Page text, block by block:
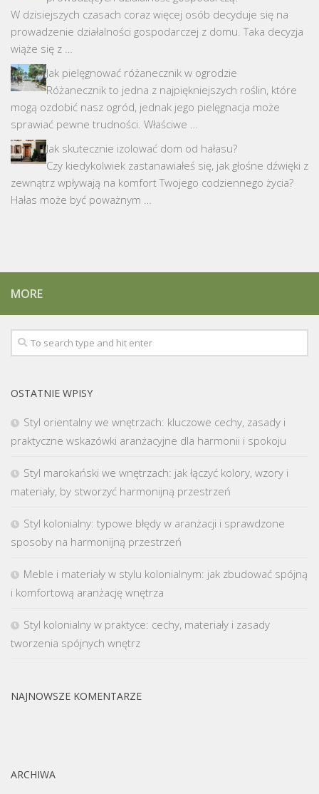
W dzisiejszych czasach coraz więcej osób decyduje się na
prowadzenie działalności gospodarczej z domu. Taka decyzja
wiąże się z …
Jak pielęgnować różanecznik w ogrodzie
Różanecznik to jedna z najpiękniejszych roślin, które
mogą ozdobić nasz ogród, jednak jego pielęgnacja może
sprawiać pewne trudności. Właściwe …
Jak skutecznie izolować dom od hałasu?
Czy kiedykolwiek zastanawiałeś się, jak głośne dźwięki z
zewnątrz wpływają na komfort Twojego codziennego życia?
Hałas może być poważnym …
MORE
OSTATNIE WPISY
Styl orientalny we wnętrzach: kluczowe cechy, zasady i
praktyczne wskazówki aranżacyjne dla harmonii i spokoju
Styl marokański we wnętrzach: jak łączyć kolory, wzory i
materiały, by stworzyć harmonijną przestrzeń
Styl kolonialny: typowe błędy w aranżacji i sprawdzone
sposoby na harmonijną przestrzeń
Meble i materiały w stylu kolonialnym: jak zbudować spójną
i komfortową aranżację wnętrza
Styl kolonialny w praktyce: cechy, materiały i zasady
tworzenia spójnych wnętrz
NAJNOWSZE KOMENTARZE
ARCHIWA